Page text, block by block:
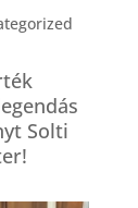
Solti